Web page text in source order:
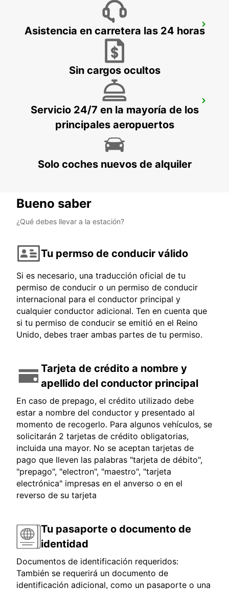
SELF CHECKOUT BUDAPEST AIRPORT
KECSKEMET
KECSKEMET - HUNGARY
Asistencia en carretera las 24 horas
Sin cargos ocultos
Servicio 24/7 en la mayoría de los
principales aeropuertos
Solo coches nuevos de alquiler
Bueno saber
¿Qué debes llevar a la estación?
Tu permso de conducir válido
Si es necesario, una traducción oficial de tu
permiso de conducir o un permiso de conducir
internacional para el conductor principal y
cualquier conductor adicional. Ten en cuenta que
si tu permiso de conducir se emitió en el Reino
Unido, debes traer ambas partes de tu permiso.
Tarjeta de crédito a nombre y
apellido del conductor principal
En caso de prepago, el crédito utilizado debe
estar a nombre del conductor y presentado al
momento de recogerlo. Para algunos vehículos, se
solicitarán 2 tarjetas de crédito obligatorias,
incluida una mayor. No se aceptan tarjetas de
pago que lleven las palabras "tarjeta de débito",
"prepago", "electron", "maestro", "tarjeta
electrónica" impresas en el anverso o en el
reverso de su tarjeta
Tu pasaporte o documento de
identidad
Documentos de identificación requeridos:
También se requerirá un documento de
identificación adicional, como un pasaporte o una